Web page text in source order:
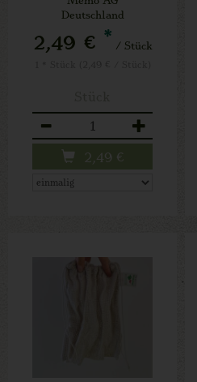
10 l
Deutschland
2,49 € * / Stück
2,49 €